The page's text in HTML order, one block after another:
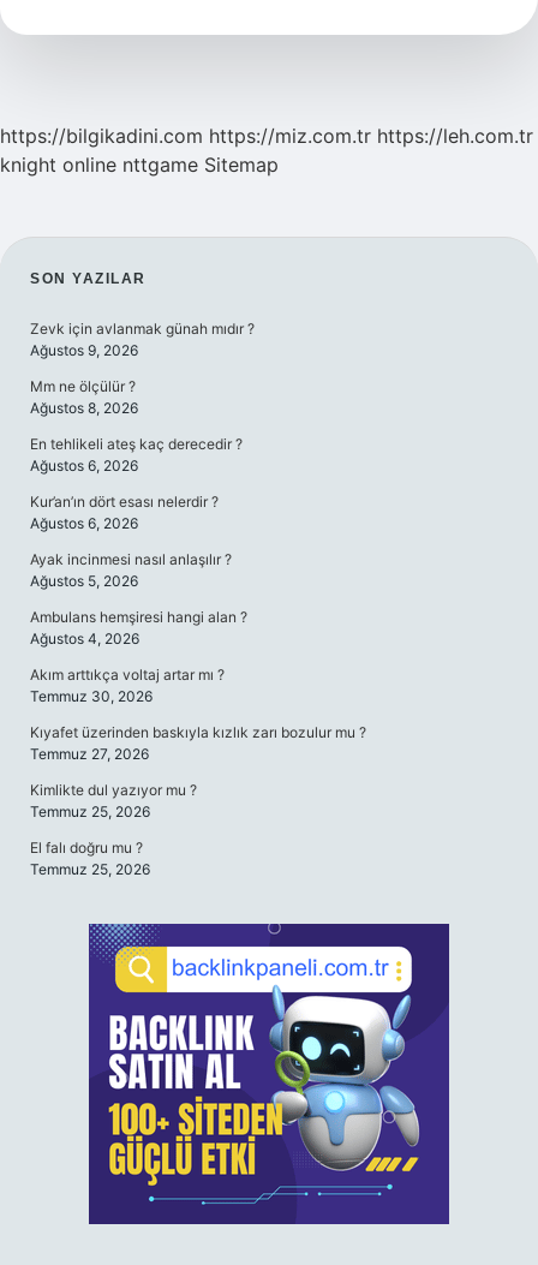
https://bilgikadini.com https://miz.com.tr https://leh.com.tr
knight online nttgame Sitemap
SIDEBAR
SON YAZILAR
Zevk için avlanmak günah mıdır ?
Ağustos 9, 2026
Mm ne ölçülür ?
Ağustos 8, 2026
En tehlikeli ateş kaç derecedir ?
Ağustos 6, 2026
Kur’an’ın dört esası nelerdir ?
Ağustos 6, 2026
Ayak incinmesi nasıl anlaşılır ?
Ağustos 5, 2026
Ambulans hemşiresi hangi alan ?
Ağustos 4, 2026
Akım arttıkça voltaj artar mı ?
Temmuz 30, 2026
Kıyafet üzerinden baskıyla kızlık zarı bozulur mu ?
Temmuz 27, 2026
Kimlikte dul yazıyor mu ?
Temmuz 25, 2026
El falı doğru mu ?
Temmuz 25, 2026